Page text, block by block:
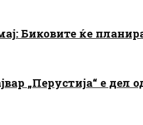
Биковите ќе
„Перустија“ е дел